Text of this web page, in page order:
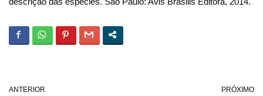
ANTERIOR PRÓXIMO